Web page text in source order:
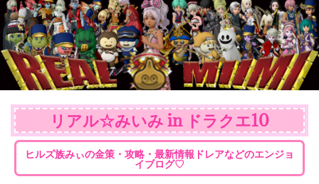
リアル☆みいみ in ドラクエ10
ヒルズ族みぃの金策・攻略・最新情報ドレアなどのエンジョ
イブログ♡